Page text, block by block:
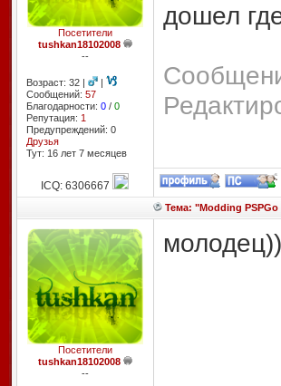
Посетители
tushkan18102008
--
Возраст: 32 |
|
Сообщений: 57
Благодарности: 0/ 0
Репутация: 1
Предупреждений: 0
Друзья
Тут: 16 лет 7 месяцев
дошел
ICQ: 6306667
Тема: "Modding PSPGo
Посетители
tushkan18102008
--